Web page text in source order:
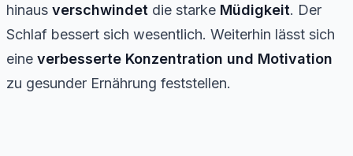
hinaus verschwindet die starke Müdigkeit. Der
Schlaf bessert sich wesentlich. Weiterhin lässt sich
eine verbesserte Konzentration und Motivation
zu gesunder Ernährung feststellen.